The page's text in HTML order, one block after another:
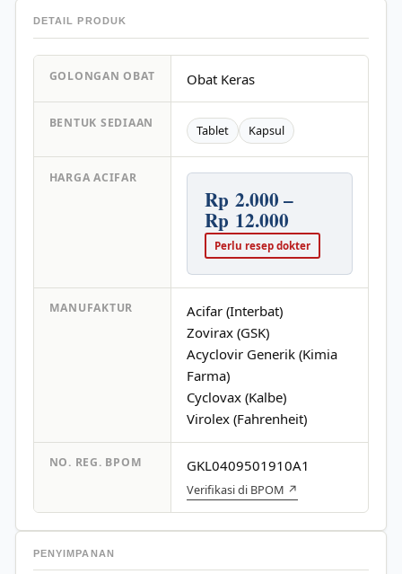
DETAIL PRODUK
GOLONGAN OBAT Obat Keras
BENTUK SEDIAAN Tablet Kapsul
HARGA ACIFAR
Rp 2.000 –
Rp 12.000
Perlu resep dokter
MANUFAKTUR
Acifar (Interbat)
Zovirax (GSK)
Acyclovir Generik (Kimia
Farma)
Cyclovax (Kalbe)
Virolex (Fahrenheit)
NO. REG. BPOM GKL0409501910A1
Verifikasi di BPOM ↗
PENYIMPANAN